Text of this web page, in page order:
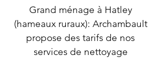
Grand ménage à Hatley
(hameaux ruraux): Archambault
propose des tarifs de nos
services de nettoyage